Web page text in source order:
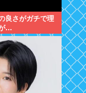
良さがガチで理
…